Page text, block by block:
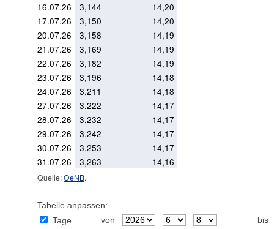
16.07.26
3,144
14,20
17.07.26
3,150
14,20
20.07.26
3,158
14,19
21.07.26
3,169
14,19
22.07.26
3,182
14,19
23.07.26
3,196
14,18
24.07.26
3,211
14,18
27.07.26
3,222
14,17
28.07.26
3,232
14,17
29.07.26
3,242
14,17
30.07.26
3,253
14,17
31.07.26
3,263 14,16
Quelle:OeNB.
Tabelle anpassen:
Tage
von
bis